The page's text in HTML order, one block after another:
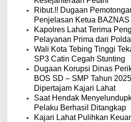
Ribut.!! Dugaan
Penjelasan Ketua BAZNAS
Kapolres Lahat Terima
Pelayanan Prima dari
Wali Kota Tebing Tinggi
SP3 Catin Cegah Stunting
Dugaan Korupsi Dinas
BOS SD – SMP Tahun
Dipertajam Kajari Lahat
Saat Hendak
Pelaku Berhasil Ditangkap
Kajari Lahat Pulihkan